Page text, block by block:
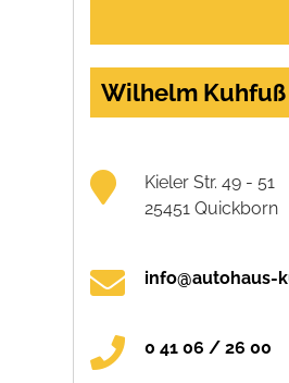
Wilhelm Kuhfuß
Kieler Str. 49 - 51
25451 Quickborn
info@autohaus-
0 41 06 / 26 00